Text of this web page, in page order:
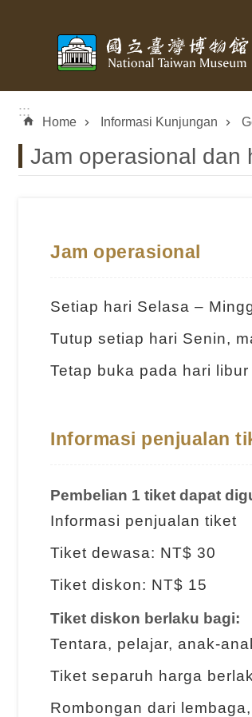
:::
Home Informasi Kunjungan
Jam operasional dan
Jam operasional
Setiap hari Selasa –
Tutup setiap hari Senin,
Tetap buka pada hari
Informasi penjualan
Pembelian 1 tiket dapat
Informasi penjualan tiket
Tiket dewasa: NT$ 30
Tiket diskon: NT$ 15
Tiket diskon berlaku bagi:
Tentara, pelajar, anak-
Tiket separuh harga
Rombongan dari